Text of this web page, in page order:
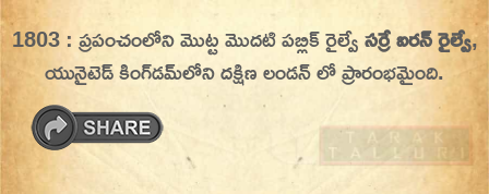
Skip
content
On This Day
Today in History | On This Day | This Day in
History | Today in India | What Happened
Today in India | Charitralo eroju | charitra lo
eroju |
1803 : ప్రపంచంలోని మొట్ట మొదటి పబ్లిక్ రైల్వేసర్రే ఐరన్ రైల్వే,
యునైటెడ్ కింగ్‌డమ్‌లోని దక్షిణ లండన్ లో ప్రారంభమైంది.